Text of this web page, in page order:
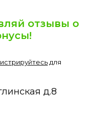
отзывы о
для
д.8